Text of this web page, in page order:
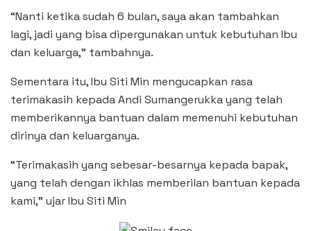
“Nanti ketika sudah 6 bulan, saya akan tambahkan
lagi, jadi yang bisa dipergunakan untuk kebutuhan Ibu
dan keluarga,” tambahnya.
Sementara itu, Ibu Siti Min mengucapkan rasa
terimakasih kepada Andi Sumangerukka yang telah
memberikannya bantuan dalam memenuhi kebutuhan
dirinya dan keluarganya.
“Terimakasih yang sebesar-besarnya kepada bapak,
yang telah dengan ikhlas memberilan bantuan kepada
kami,” ujar Ibu Siti Min